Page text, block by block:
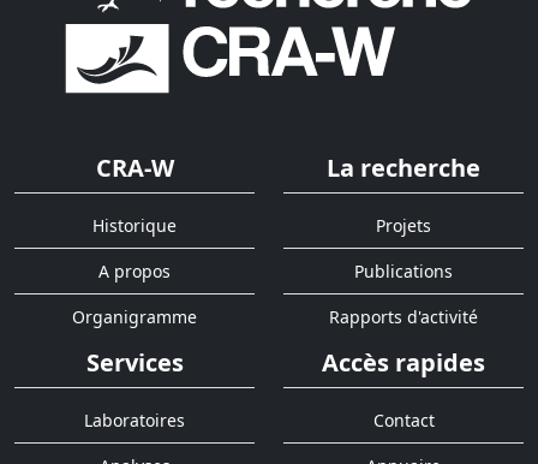
CRA-W
Historique
A propos
Organigramme
La recherche
Projets
Publications
Rapports d'activité
Services
Laboratoires
Accès rapides
Contact